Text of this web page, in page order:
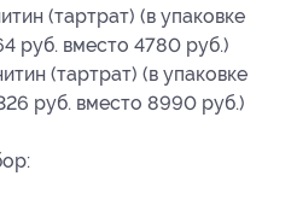
(тартрат) (в упаковке
руб. вместо 4780 руб.)
(тартрат) (в упаковке
руб. вместо 8990 руб.)